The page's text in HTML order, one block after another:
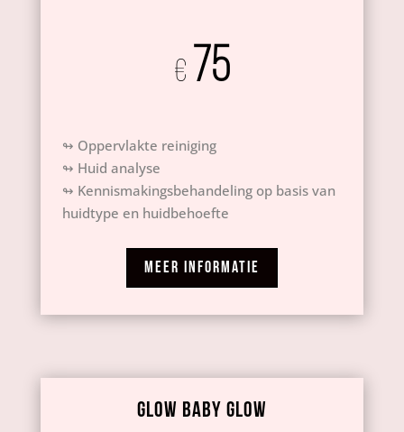
€ 75
↬ Oppervlakte reiniging
↬ Huid analyse
↬ Kennismakingsbehandeling op basis van
huidtype en huidbehoefte
MEER INFORMATIE
glow baby glow